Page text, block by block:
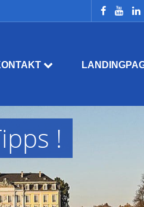
!